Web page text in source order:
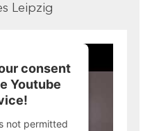
Leipzig
consent
Youtube
not permitted